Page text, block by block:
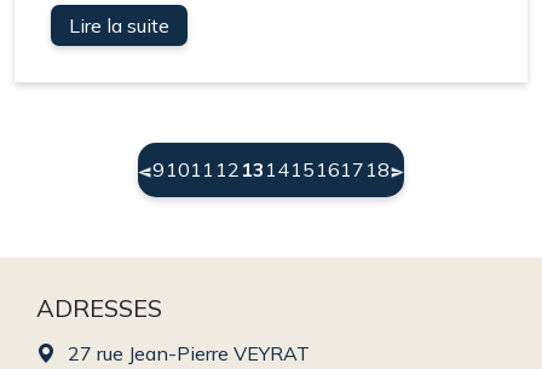
Lire la suite
9 1011 12 13 (current)
1415 1617 18
ADRESSES
27 rue Jean-Pierre VEYRAT